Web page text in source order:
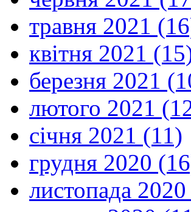
травня 2021
квітня 2021
березня 2021
лютого 2021
січня 2021 (11)
грудня 2020
листопада